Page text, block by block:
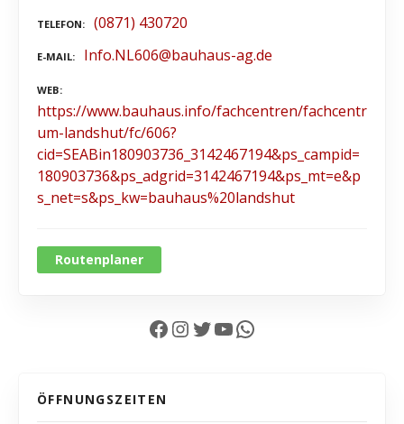
TELEFON (0871) 430720
E-MAIL Info.NL606@bauhaus-ag.de
WEB
https://www.bauhaus.info/fachcentren/fachcentr
um-landshut/fc/606?
cid=SEABin180903736_3142467194&ps_campid=
180903736&ps_adgrid=3142467194&ps_mt=e&p
s_net=s&ps_kw=bauhaus%20landshut
Routenplaner
Facebook InstagramTwitter YouTube WhatsApp
ÖFFNUNGSZEITEN